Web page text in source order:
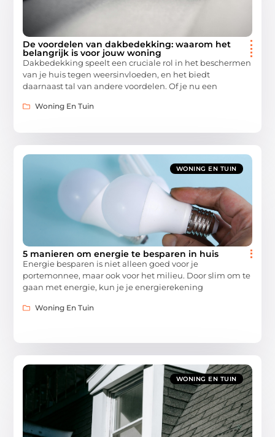
De voordelen van dakbedekking: waarom het
belangrijk is voor jouw woning
Dakbedekking speelt een cruciale rol in het beschermen
van je huis tegen weersinvloeden, en het biedt
daarnaast tal van andere voordelen. Of je nu een
Woning En Tuin
WONING EN TUIN
5 manieren om energie te besparen in huis
Energie besparen is niet alleen goed voor je
portemonnee, maar ook voor het milieu. Door slim om te
gaan met energie, kun je je energierekening
Woning En Tuin
WONING EN TUIN